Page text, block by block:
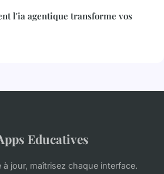
l'ia agentique transforme vos
Educatives
jour, maîtrisez chaque interface.